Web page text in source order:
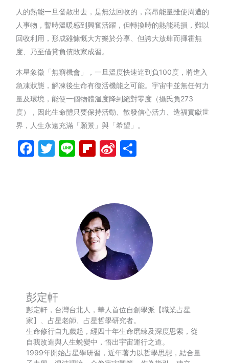
人的熱能一旦發散出去，是無法回收的，高昂能量雖使周遭的
人事物，暫時溫暖感到興奮活躍，但轉換時的熱能耗損，難以
回收利用，形成雖慷慨大方樂於分享、但誇大放肆而揮霍無
度、乃至借貸負債敗家成習。
木星象徵「無窮機會」，一旦溫度快速達到負100度，將進入
急凍狀態，解凍後生命有復活機能之可能。宇宙中並無任何力
量及環境，能使一個物體溫度降到絕對零度（攝氏負273
度），因此生命體只要保持活動、散發信心活力、造福貢獻世
界，人生永遠充滿「願景」與「希望」。
Facebook
Twitter
LineFlipboard
Sina
彭定軒
彭定軒，台灣台北人，華人首位自創學派【職業占星
家】、占星老師、占星哲學研究者。
生命修行自九歲起，經四十年生命磨練及深度思索，從
自我改造與人生蛻變中，悟出宇宙運行之道。
1999年開始占星學研習，近年著力以哲學思想，結合量